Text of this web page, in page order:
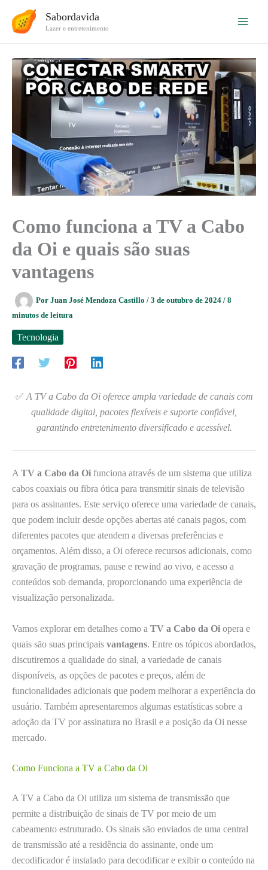
para
Sabordavida
Lazer e entretenimento
Como funciona a TV a Cabo
da Oi e quais são suas
vantagens
Por Juan José Mendoza Castillo / 3 de outubro de 2024 / 8
minutos de leitura
Tecnologia
✅ A TV a Cabo da Oi oferece ampla variedade de canais com
qualidade digital, pacotes flexíveis e suporte confiável,
garantindo entretenimento diversificado e acessível.
A TV a Cabo da Oi funciona através de um sistema que utiliza
cabos coaxiais ou fibra ótica para transmitir sinais de televisão
para os assinantes. Este serviço oferece uma variedade de canais,
que podem incluir desde opções abertas até canais pagos, com
diferentes pacotes que atendem a diversas preferências e
orçamentos. Além disso, a Oi oferece recursos adicionais, como
gravação de programas, pause e rewind ao vivo, e acesso a
conteúdos sob demanda, proporcionando uma experiência de
visualização personalizada.
Vamos explorar em detalhes como a TV a Cabo da Oi opera e
quais são suas principais vantagens. Entre os tópicos abordados,
discutiremos a qualidade do sinal, a variedade de canais
disponíveis, as opções de pacotes e preços, além de
funcionalidades adicionais que podem melhorar a experiência do
usuário. Também apresentaremos algumas estatísticas sobre a
adoção da TV por assinatura no Brasil e a posição da Oi nesse
mercado.
Como Funciona a TV a Cabo da Oi
A TV a Cabo da Oi utiliza um sistema de transmissão que
permite a distribuição de sinais de TV por meio de um
cabeamento estruturado. Os sinais são enviados de uma central
de transmissão até a residência do assinante, onde um
decodificador é instalado para decodificar e exibir o conteúdo na